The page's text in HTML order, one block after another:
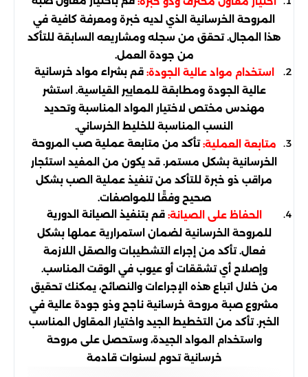
المروحة الخرسانية الذي لديه خبرة ومعرفة كافية في
هذا المجال. تحقق من سجله ومشاريعه السابقة للتأكد
من جودة العمل.
استخدام مواد عالية الجودة: قم بشراء مواد خرسانية
عالية الجودة ومطابقة للمعايير القياسية. استشر
مهندس مختص لاختيار المواد المناسبة وتحديد
النسب المناسبة للخليط الخرساني.
متابعة العملية:تأكد من متابعة عملية صب المروحة
الخرسانية بشكل مستمر. قد يكون من المفيد استئجار
مراقب ذو خبرة للتأكد من تنفيذ عملية الصب بشكل
صحيح وفقًا للمواصفات.
الحفاظ على الصيانة: قم بتنفيذ الصيانة الدورية
للمروحة الخرسانية لضمان استمرارية عملها بشكل
فعال. تأكد من إجراء التشطيبات والصقل اللازمة
وإصلاح أي تشققات أو عيوب في الوقت المناسب.
من خلال اتباع هذه الإجراءات والنصائح، يمكنك تحقيق
مشروع صبة مروحة خرسانية ناجح وذو جودة عالية في
الخبر. تأكد من التخطيط الجيد واختيار المقاول المناسب
واستخدام المواد الجيدة، وستحصل على مروحة
خرسانية تدوم لسنوات قادمة